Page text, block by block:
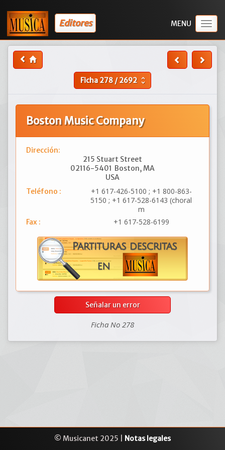
Editores
Ficha278/2692 unfold_more
Boston Music Company
Dirección:
215 Stuart Street
02116-5401 Boston, MA
USA
Teléfono :
+1 617-426-5100 ; +1 800-863-
5150 ; +1 617-528-6143 (choral
m
Fax : +1 617-528-6199
Señalar un error
Ficha No 278
© Musicanet 2025 | Notas legales